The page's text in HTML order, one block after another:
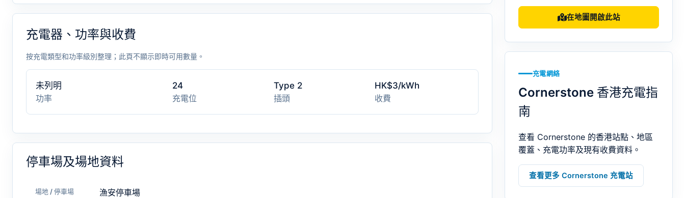
充電器、功率與收費
按充電類型和功率級別整理；此頁不顯示即時可用數量。
未列明
功率
24
充電位
Type 2
插頭
HK$3/kWh
收費
停車場及場地資料
場地 / 停車場 漁安停車場
在地圖開啟此站
充電網絡
Cornerstone 香港充電指
南
查看 Cornerstone 的香港站點、地區
覆蓋、充電功率及現有收費資料。
查看更多 Cornerstone 充電站